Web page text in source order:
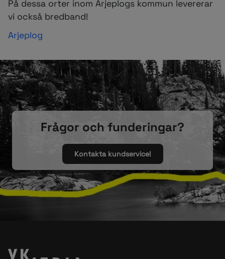
På dessa orter inom Arjeplogs kommun levererar
vi också bredband!
Arjeplog
Frågor och funderingar?
Kontakta kundservice!